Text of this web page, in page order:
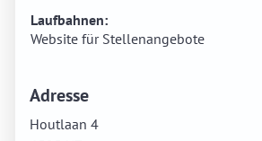
Laufbahnen:
Website für Stellenangebote
Adresse
Houtlaan 4